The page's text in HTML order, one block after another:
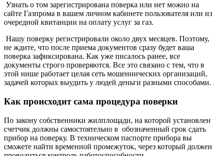
Узнать о том зарегистрирована поверка или нет можно на
сайте Газпрома в вашем личном кабинете пользователя или из
очередной квитанции на оплату услуг за газ.
Нашу поверку регистрировали около двух месяцев. Поэтому,
не ждите, что после приема документов сразу будет ваша
поверка зафиксирована. Как уже писалось ранее, все
документы строго проверяются. Все это связано с тем, что в
этой нише работает целая сеть мошеннических организаций,
задачей которых выудить у людей деньги разными способами.
Как происходит сама процедура поверки
По закону собственники жилплощади, на которой установлен
счетчик должны самостоятельно в обозначенный срок сдать
прибор на поверку. В техническом паспорте прибора вы
сможете найти временной промежуток, через который должен